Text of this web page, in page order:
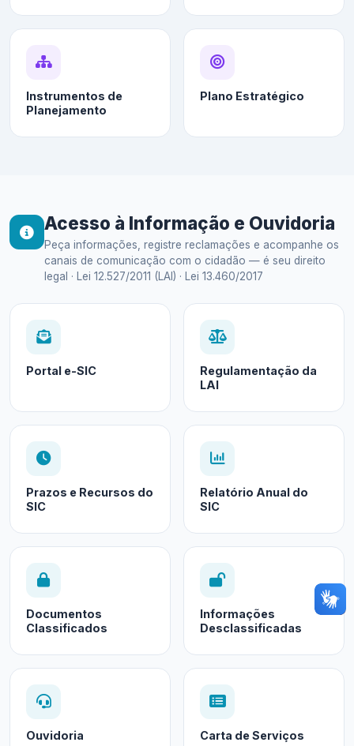
Instrumentos de
Planejamento
Plano Estratégico
Acesso à Informação e Ouvidoria
Peça informações, registre reclamações e acompanhe os
canais de comunicação com o cidadão — é seu direito
legal · Lei 12.527/2011 (LAI) · Lei 13.460/2017
Portal e-SIC
Regulamentação da
LAI
Prazos e Recursos do
SIC
Relatório Anual do
SIC
Documentos
Classificados
Informações
Desclassificadas
Ouvidoria Carta de Serviços